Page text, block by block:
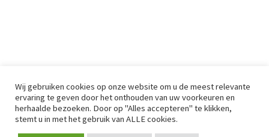
Wij gebruiken cookies op onze website om u de meest relevante
ervaring te geven door het onthouden van uw voorkeuren en
herhaalde bezoeken. Door op "Alles accepteren" te klikken,
stemt u in met het gebruik van ALLE cookies.